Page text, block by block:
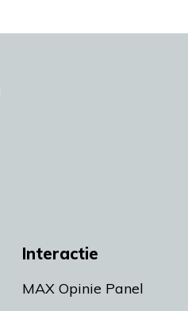
Interactie
MAX Opinie Panel